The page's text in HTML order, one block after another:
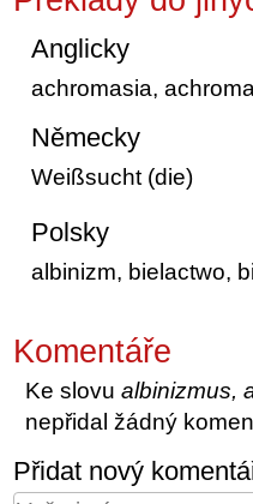
Anglicky
achromasia,
Německy
Weißsucht (die)
Polsky
albinizm, bielactwo,
Komentáře
Ke slovualbinizmus,
nepřidal žádný
Přidat nový